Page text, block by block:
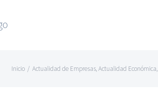
Inicio / Actualidad de Empresas,Actualidad Económica,